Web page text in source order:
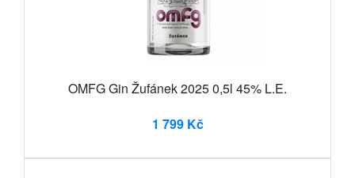
OMFG Gin Žufánek 2025 0,5l 45% L.E.
1 799 Kč